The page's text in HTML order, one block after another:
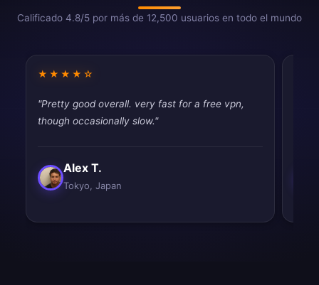
Calificado 4.8/5 por más de 12,500 usuarios en todo el mundo
★★★★☆
"Pretty good overall. very fast for a free vpn,
though occasionally slow."
Alex T.
Tokyo, Japan